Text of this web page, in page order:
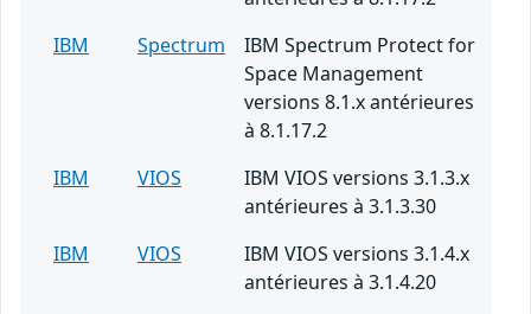
IBM
Spectrum
IBM Spectrum Protect for
Space Management
versions 8.1.x antérieures
à 8.1.17.2
IBM
VIOS
IBM VIOS versions 3.1.3.x
antérieures à 3.1.3.30
IBM
VIOS
IBM VIOS versions 3.1.4.x
antérieures à 3.1.4.20